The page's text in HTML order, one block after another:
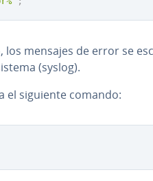
los mensajes de error se
(syslog).
el siguiente comando: